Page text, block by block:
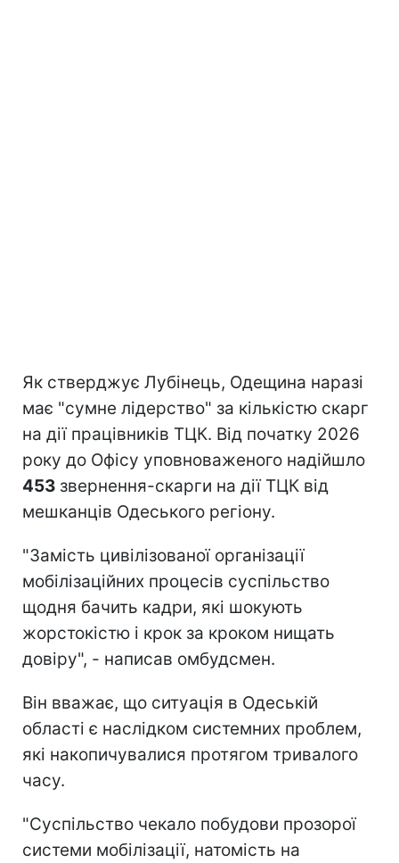
Як стверджує Лубінець, Одещина наразі
має "сумне лідерство" за кількістю скарг
на дії працівників ТЦК. Від початку 2026
року до Офісу уповноваженого надійшло
453 звернення-скарги на дії ТЦК від
мешканців Одеського регіону.
"Замість цивілізованої організації
мобілізаційних процесів суспільство
щодня бачить кадри, які шокують
жорстокістю і крок за кроком нищать
довіру", - написав омбудсмен.
Він вважає, що ситуація в Одеській
області є наслідком системних проблем,
які накопичувалися протягом тривалого
часу.
"Суспільство чекало побудови прозорої
системи мобілізації, натомість на